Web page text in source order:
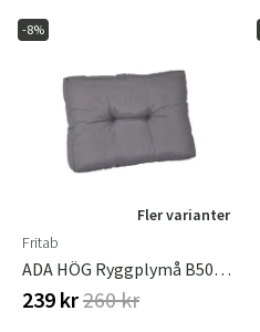
-8%
Fler varianter
Fritab
ADA HÖG Ryggplymå B50-55 H48 Grå
239 kr260 kr